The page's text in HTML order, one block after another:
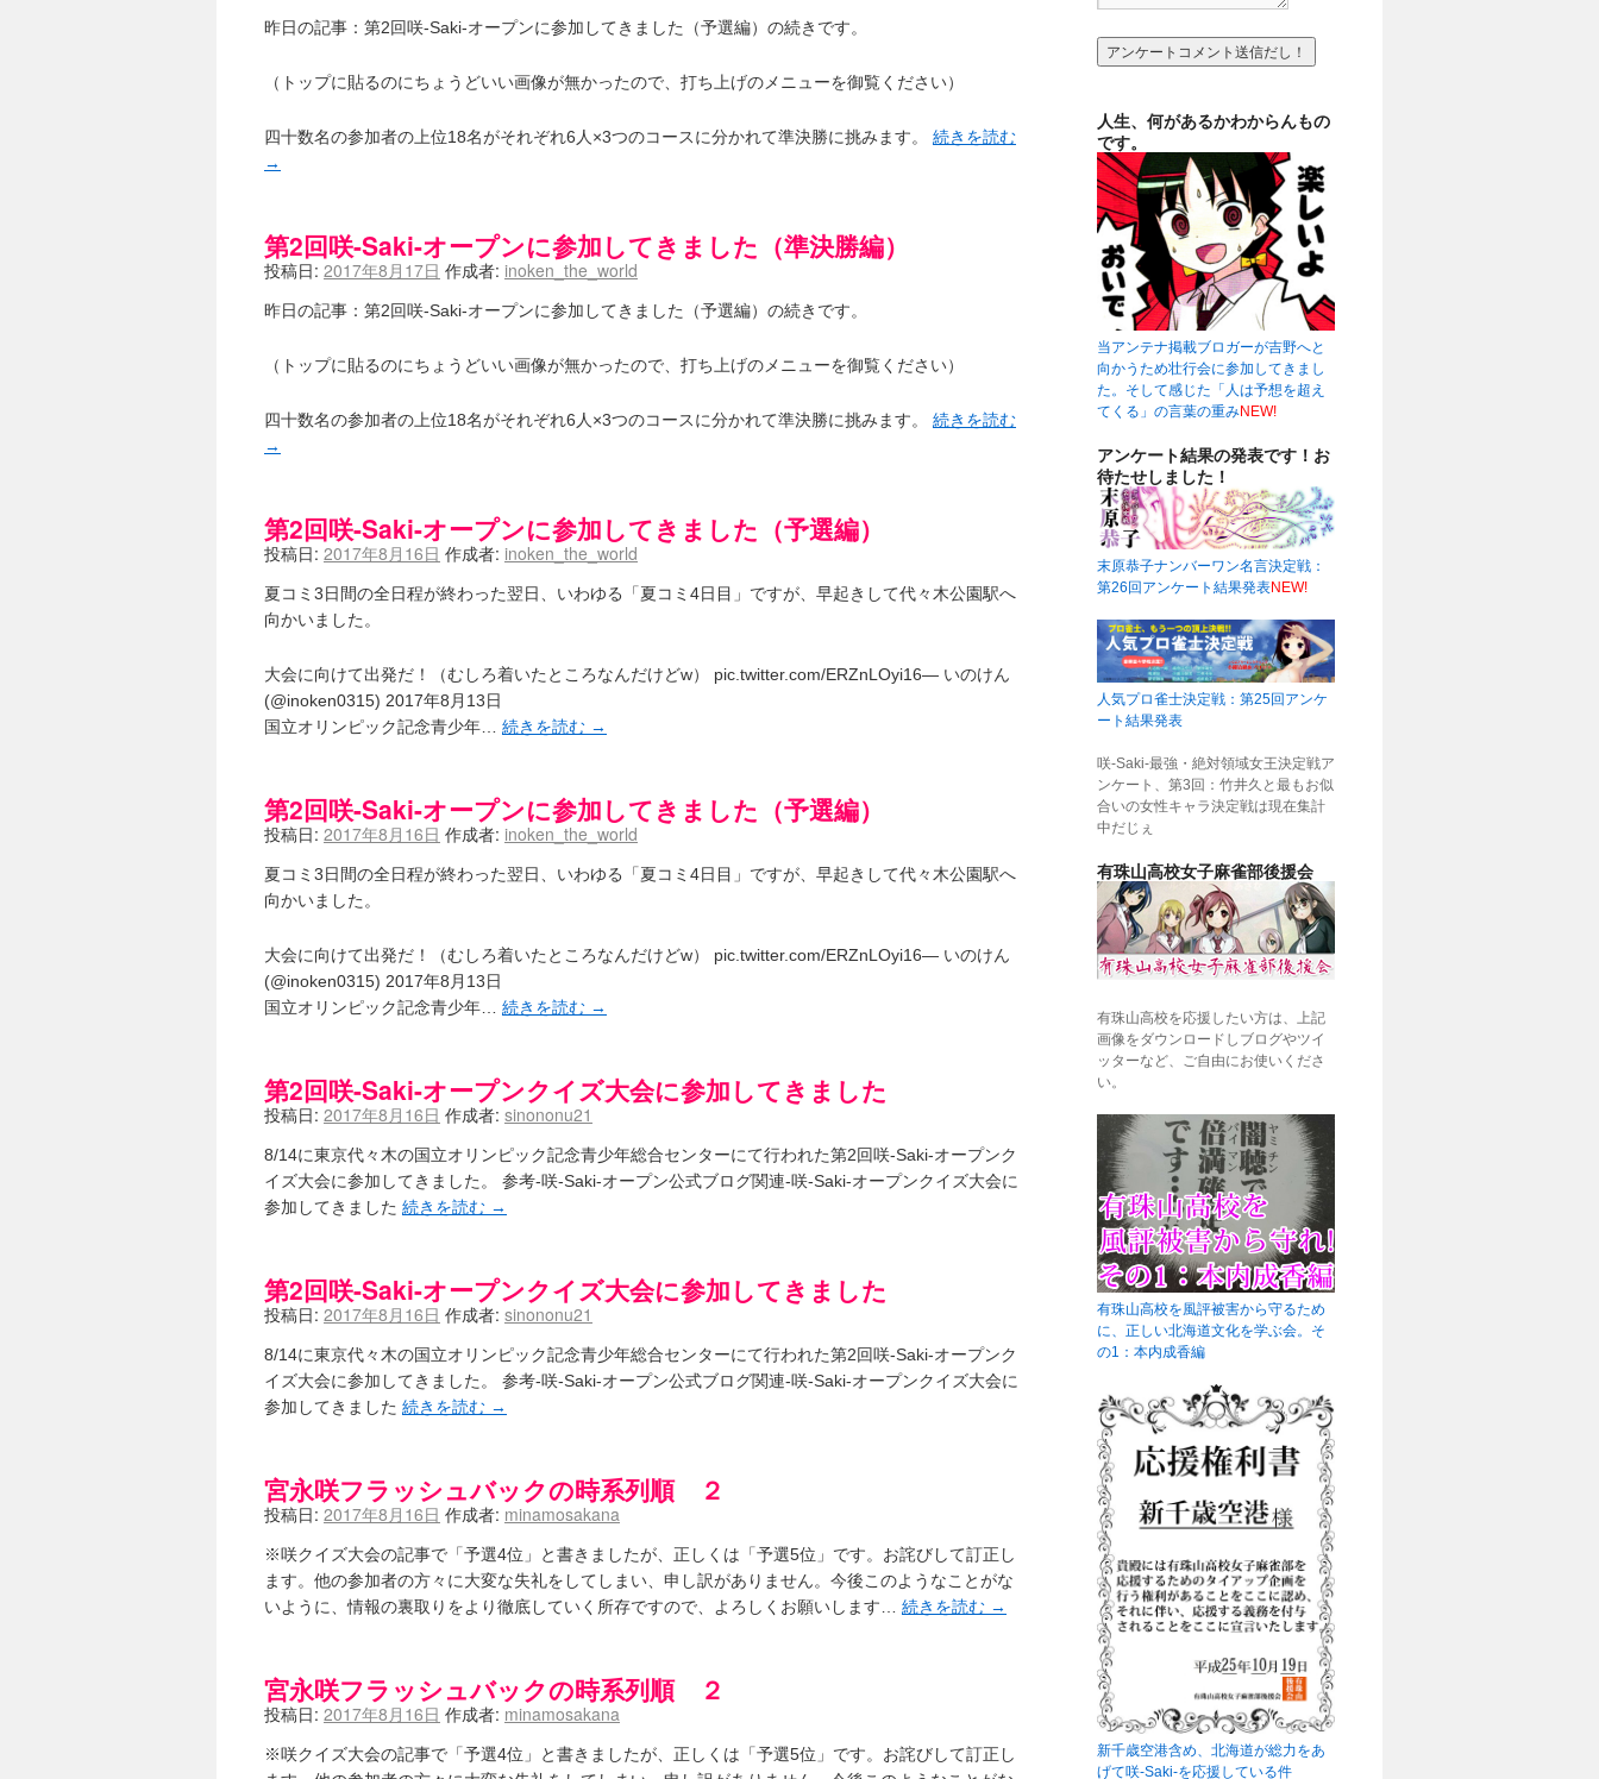
飛鳥の巣 - 咲-Saki- / 咲キャラがギタリストだったら...【風越編】 (15:06)
咲-Saki-ほんだし / 咲-Saki- 第128局 「涼風」 感想 (11:54)
君の友達。 / マイ・フェア・レディ
ぽっこぬ / 咲絵ログ2 (15:21)
アニメを見ながらダラダラと就活をする - 咲-saki- / はるたんイェイ(≧∇≦)/他 (07:33)
白い物置 / 咲-Saki- Best Album ～Anthology～を買いました (00:24)
らぎこのだらだら日記帳 - 咲 -saki- / 咲アンテナ杯お疲れ様でした(半ギレ)
考える凡人 / [咲-Saki-]姉帯豊音の能力考察―暦占という仮説― (04:47)
Ethanの色々ゆるじゃん不敗神話 - 咲-Saki- / 哲学的に考えてみる園城寺怜さんの能力 (12:25)
咲の仮blog / 和ちゃん (12:02)
ハッちゃんの四喜和 - 咲-Saki- / 咲-Saki-全国編 第13話 最終回かぁ～ (12:55)
音楽と、人生と、 咲-saki-と。 - 咲-Saki- / こっそり休止、こっそり再開
花鳥風月 - 咲-Saki- / やえたんイェイ～ (06:09)
電波天文学 - 咲-Saki- / BOOTH
昨日の記事：第2回咲-Saki-オープンに参加してきました（予選編）の続きです。
（トップに貼るのにちょうどいい画像が無かったので、打ち上げのメニューを御覧ください）
四十数名の参加者の上位18名がそれぞれ6人×3つのコースに分かれて準決勝に挑みます。 続きを読む
→
第2回咲-Saki-オープンに参加してきました（準決勝編）
投稿日: 2017年8月17日 作成者: inoken_the_world
昨日の記事：第2回咲-Saki-オープンに参加してきました（予選編）の続きです。
（トップに貼るのにちょうどいい画像が無かったので、打ち上げのメニューを御覧ください）
四十数名の参加者の上位18名がそれぞれ6人×3つのコースに分かれて準決勝に挑みます。 続きを読む
→
第2回咲-Saki-オープンに参加してきました（予選編）
投稿日: 2017年8月16日 作成者: inoken_the_world
夏コミ3日間の全日程が終わった翌日、いわゆる「夏コミ4日目」ですが、早起きして代々木公園駅へ
向かいました。
大会に向けて出発だ！（むしろ着いたところなんだけどw） pic.twitter.com/ERZnLOyi16— いのけん
(@inoken0315) 2017年8月13日
国立オリンピック記念青少年… 続きを読む →
第2回咲-Saki-オープンに参加してきました（予選編）
投稿日: 2017年8月16日 作成者: inoken_the_world
夏コミ3日間の全日程が終わった翌日、いわゆる「夏コミ4日目」ですが、早起きして代々木公園駅へ
向かいました。
大会に向けて出発だ！（むしろ着いたところなんだけどw） pic.twitter.com/ERZnLOyi16— いのけん
(@inoken0315) 2017年8月13日
国立オリンピック記念青少年… 続きを読む →
第2回咲-Saki-オープンクイズ大会に参加してきました
投稿日: 2017年8月16日 作成者: sinononu21
8/14に東京代々木の国立オリンピック記念青少年総合センターにて行われた第2回咲-Saki-オープンク
イズ大会に参加してきました。 参考-咲-Saki-オープン公式ブログ関連-咲-Saki-オープンクイズ大会に
参加してきました 続きを読む →
第2回咲-Saki-オープンクイズ大会に参加してきました
投稿日: 2017年8月16日 作成者: sinononu21
8/14に東京代々木の国立オリンピック記念青少年総合センターにて行われた第2回咲-Saki-オープンク
イズ大会に参加してきました。 参考-咲-Saki-オープン公式ブログ関連-咲-Saki-オープンクイズ大会に
参加してきました 続きを読む →
宮永咲フラッシュバックの時系列順 ２
投稿日: 2017年8月16日 作成者: minamosakana
※咲クイズ大会の記事で「予選4位」と書きましたが、正しくは「予選5位」です。お詫びして訂正し
ます。他の参加者の方々に大変な失礼をしてしまい、申し訳がありません。今後このようなことがな
いように、情報の裏取りをより徹底していく所存ですので、よろしくお願いします… 続きを読む →
宮永咲フラッシュバックの時系列順 ２
投稿日: 2017年8月16日 作成者: minamosakana
※咲クイズ大会の記事で「予選4位」と書きましたが、正しくは「予選5位」です。お詫びして訂正し
人生、何があるかわからんもの
です。
当アンテナ掲載ブロガーが吉野へと
向かうため壮行会に参加してきまし
た。そして感じた「人は予想を超え
てくる」の言葉の重みNEW!
アンケート結果の発表です！お
待たせしました！
末原恭子ナンバーワン名言決定戦：
第26回アンケート結果発表NEW!
人気プロ雀士決定戦：第25回アンケ
ート結果発表
咲-Saki-最強・絶対領域女王決定戦ア
ンケート、第3回：竹井久と最もお似
合いの女性キャラ決定戦は現在集計
中だじぇ
有珠山高校女子麻雀部後援会
有珠山高校を応援したい方は、上記
画像をダウンロードしブログやツイ
ッターなど、ご自由にお使いくださ
い。
有珠山高校を風評被害から守るため
に、正しい北海道文化を学ぶ会。そ
の1：本内成香編
新千歳空港含め、北海道が総力をあ
げて咲-Saki-を応援している件